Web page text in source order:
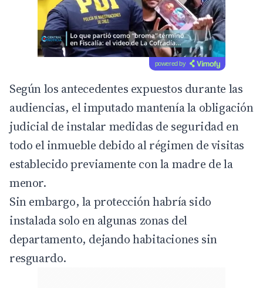
powered by
Según los antecedentes expuestos durante las
audiencias, el imputado mantenía la obligación
judicial de instalar medidas de seguridad en
todo el inmueble debido al régimen de visitas
establecido previamente con la madre de la
menor.
Sin embargo, la protección habría sido
instalada solo en algunas zonas del
departamento, dejando habitaciones sin
resguardo.